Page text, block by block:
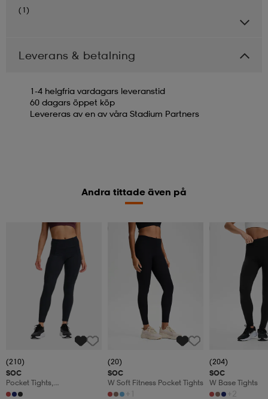
(1)
Leverans & betalning
1-4 helgfria vardagars leveranstid
60 dagars öppet köp
Levereras av en av våra Stadium Partners
Andra tittade även på
(210)
SOC
Pocket Tights,
Träningstights, Dam
Member
(20)
SOC
W Soft Fitness Pocket Tights
+1
Kolla priset
(204)
SOC
W Base Tights
+2